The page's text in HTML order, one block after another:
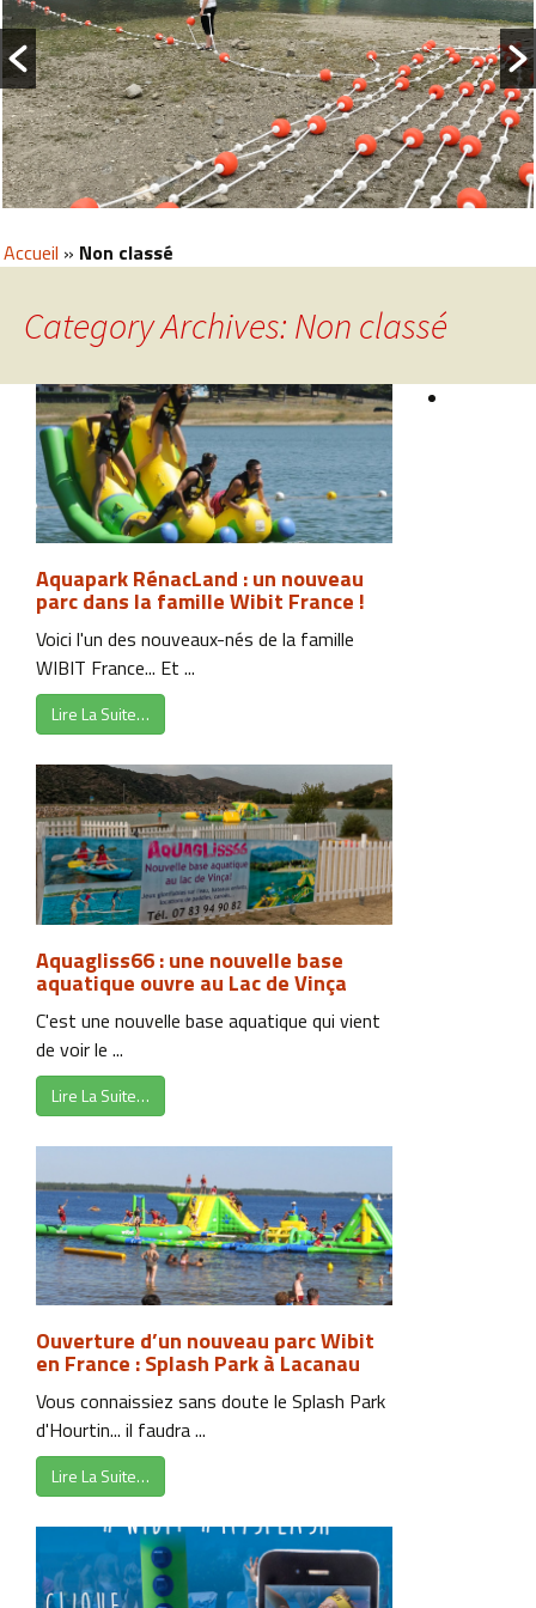
Accueil » Non classé
Category Archives: Non classé
Aquapark RénacLand : un nouveau
parc dans la famille Wibit France !
Voici l'un des nouveaux-nés de la famille
WIBIT France... Et ...
Lire La Suite…
Aquagliss66 : une nouvelle base
aquatique ouvre au Lac de Vinça
C'est une nouvelle base aquatique qui vient
de voir le ...
Lire La Suite…
Ouverture d’un nouveau parc Wibit
en France : Splash Park à Lacanau
Vous connaissiez sans doute le Splash Park
d'Hourtin... il faudra ...
Lire La Suite…